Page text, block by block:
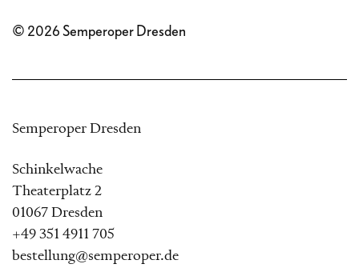
© 2026 Semperoper Dresden
Semperoper Dresden
Schinkelwache
Theaterplatz 2
01067 Dresden
+49 351 4911 705
bestellung@semperoper.de